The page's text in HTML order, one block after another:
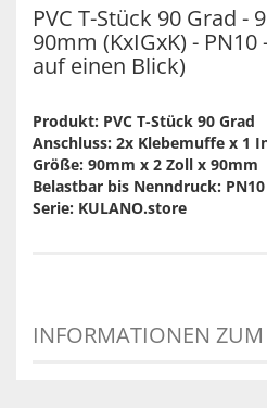
PVC T-Stück 90 Grad -
90mm (KxIGxK) -
auf einen Blick)
Produkt: PVC T-Stück 90 Grad
Anschluss: 2x Klebemuffe x 1
Größe: 90mm x 2 Zoll x 90mm
Belastbar bis Nenndruck: PN10
Serie: KULANO.store
INFORMATIONEN ZUM